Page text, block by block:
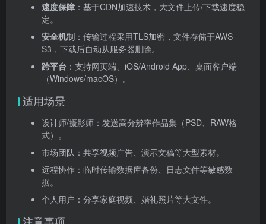
速度保障 ：基于CDN加速技术，大文件上传/下载速度稳
定。
安全机制 ：传输过程采用TLS加密，文件存储于AWS
S3，下载后自动从服务器删除。
跨平台 ：支持网页端、iOS/Android App、桌面客户端
（Windows/macOS）。
适用场景
设计师/摄影师：发送高分辨率作品集（PSD、RAW格
式）。
市场团队：共享视频广告、演示文稿等大型素材。
远程协作：临时传输数据库备份、日志文件等敏感数
据。
个人用户：分享家庭视频、婚礼照片等大文件。